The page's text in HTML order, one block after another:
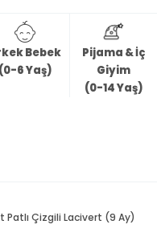
Bebek
(0-6 Yaş)
Pijama & İç
Giyim
(0-14 Yaş)
Patlı Çizgili Lacivert (9 Ay)